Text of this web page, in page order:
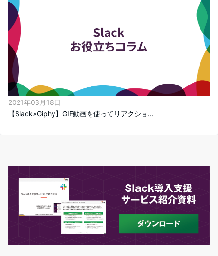
2021年03月18日
【Slack×Giphy】GIF動画を使ってリアクショ...